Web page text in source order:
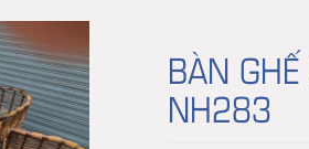
BÀN
NH283